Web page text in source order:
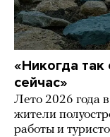
«Никогда
сейчас»
Лето 2026 года
жители
работы и